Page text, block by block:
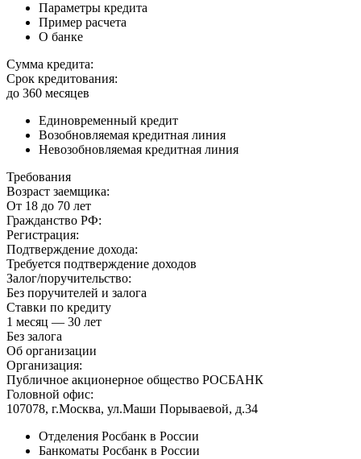
Параметры кредита
Пример расчета
О банке
Сумма кредита:
Срок кредитования:
до 360 месяцев
Единовременный кредит
Возобновляемая кредитная линия
Невозобновляемая кредитная линия
Требования
Возраст заемщика:
От 18 до 70 лет
Гражданство РФ:
Регистрация:
Подтверждение дохода:
Требуется подтверждение доходов
Залог/поручительство:
Без поручителей и залога
Ставки по кредиту
1 месяц — 30 лет
Без залога
Об организации
Организация:
Публичное акционерное общество РОСБАНК
Головной офис:
107078, г.Москва, ул.Маши Порываевой, д.34
Отделения Росбанк в России
Банкоматы Росбанк в России